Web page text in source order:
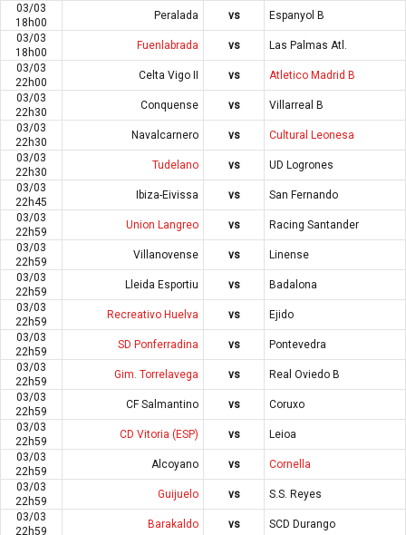
03/03
18h00
Peralada vs
Espanyol B
03/03
18h00
Fuenlabrada vs
Las Palmas Atl.
03/03
22h00
Celta Vigo II vs
Atletico Madrid B
03/03
22h30
Conquense vs
Villarreal B
03/03
22h30
Navalcarnero vs
Cultural Leonesa
03/03
22h30
Tudelano vs
UD Logrones
03/03
22h45
Ibiza-Eivissa vs
San Fernando
03/03
22h59
Union Langreo vs
Racing Santander
03/03
22h59
Villanovense vs
Linense
03/03
22h59
Lleida Esportiu vs
Badalona
03/03
22h59
Recreativo Huelva vs
Ejido
03/03
22h59
SD Ponferradina vs
Pontevedra
03/03
22h59
Gim. Torrelavega vs
Real Oviedo B
03/03
22h59
CF Salmantino vs
Coruxo
03/03
22h59
CD Vitoria (ESP) vs
Leioa
03/03
22h59
Alcoyano vs
Cornella
03/03
22h59
Guijuelo vs
S.S. Reyes
03/03
22h59
Barakaldo vs SCD Durango